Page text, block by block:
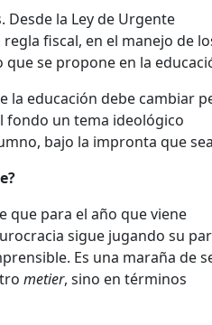
la Ley de Urgente
fiscal, en el manejo de
se propone en la
la educación debe cambiar
fondo un tema ideológico
bajo la impronta que
que para el año que viene
sigue jugando su
Es una maraña de
metier, sino en términos